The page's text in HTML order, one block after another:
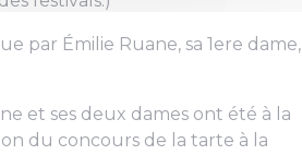
par Émilie Ruane, sa 1ere dame,
et ses deux dames ont été à la
du concours de la tarte à la